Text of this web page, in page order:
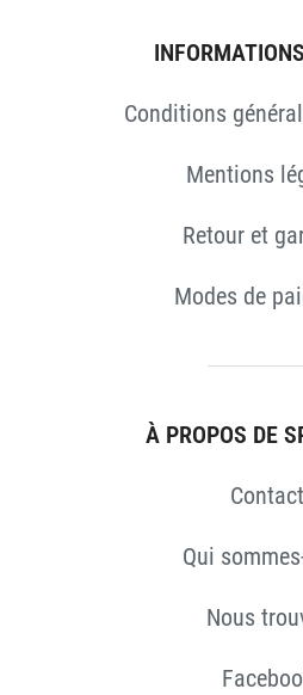
Conditions
Mentions
Retour et
Modes de
À PROPOS DE
Contact
Qui
Nous